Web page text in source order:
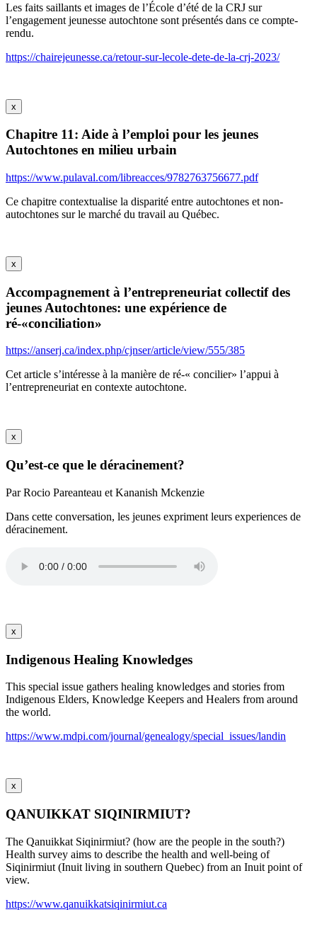
Les faits saillants et images de l’École d’été de la CRJ sur
l’engagement jeunesse autochtone sont présentés dans ce compte-
rendu.
https://chairejeunesse.ca/retour-sur-lecole-dete-de-la-crj-2023/
x
Chapitre 11: Aide à l’emploi pour les jeunes
Autochtones en milieu urbain
https://www.pulaval.com/libreacces/9782763756677.pdf
Ce chapitre contextualise la disparité entre autochtones et non-
autochtones sur le marché du travail au Québec.
x
Accompagnement à l’entrepreneuriat collectif des
jeunes Autochtones: une expérience de
ré-«conciliation»
https://anserj.ca/index.php/cjnser/article/view/555/385
Cet article s’intéresse à la manière de ré-« concilier» l’appui à
l’entrepreneuriat en contexte autochtone.
x
Qu’est-ce que le déracinement?
Par Rocio Pareanteau et Kananish Mckenzie
Dans cette conversation, les jeunes expriment leurs experiences de
déracinement.
x
Indigenous Healing Knowledges
This special issue gathers healing knowledges and stories from
Indigenous Elders, Knowledge Keepers and Healers from around
the world.
https://www.mdpi.com/journal/genealogy/special_issues/landin
x
QANUIKKAT SIQINIRMIUT?
The Qanuikkat Siqinirmiut? (how are the people in the south?)
Health survey aims to describe the health and well-being of
Siqinirmiut (Inuit living in southern Quebec) from an Inuit point of
view.
https://www.qanuikkatsiqinirmiut.ca